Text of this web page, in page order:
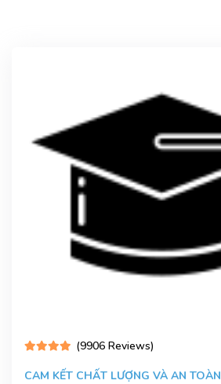
(9906 Reviews)
CAM KẾT CHẤT LƯỢNG VÀ AN TOÀN